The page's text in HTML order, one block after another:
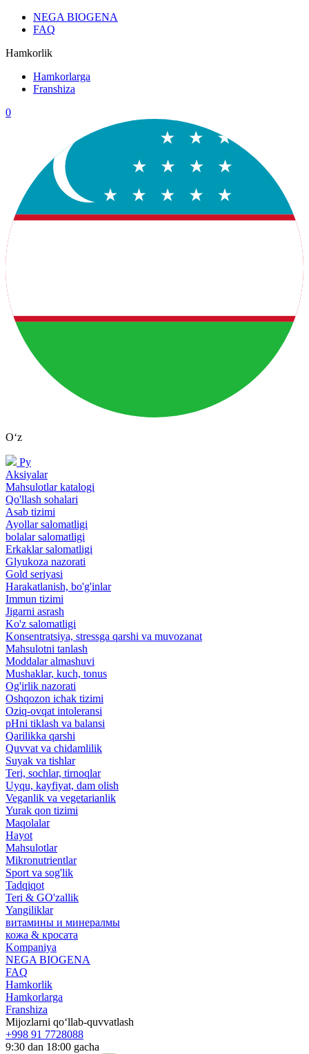
NEGA BIOGENA
FAQ
Hamkorlik
Hamkorlarga
Franshiza
0
Oʻz
Ру
Aksiyalar
Mahsulotlar katalogi
Qo'llash sohalari
Asab tizimi
Ayollar salomatligi
bolalar salomatligi
Erkaklar salomatligi
Glyukoza nazorati
Gold seriyasi
Harakatlanish, bo'g'inlar
Immun tizimi
Jigarni asrash
Ko'z salomatligi
Konsentratsiya, stressga qarshi va muvozanat
Mahsulotni tanlash
Moddalar almashuvi
Mushaklar, kuch, tonus
Og'irlik nazorati
Oshqozon ichak tizimi
Oziq-ovqat intoleransi
pHni tiklash va balansi
Qarilikka qarshi
Quvvat va chidamlilik
Suyak va tishlar
Teri, sochlar, tirnoqlar
Uyqu, kayfiyat, dam olish
Veganlik va vegetarianlik
Yurak qon tizimi
Maqolalar
Hayot
Mahsulotlar
Mikronutrientlar
Sport va sog'lik
Tadqiqot
Teri & GO'zallik
Yangiliklar
витамины и минералмы
кожа & кросата
Kompaniya
NEGA BIOGENA
FAQ
Hamkorlik
Hamkorlarga
Franshiza
Mijozlarni qo‘llab-quvvatlash
+998 91 7728088
9:30 dan 18:00 gacha